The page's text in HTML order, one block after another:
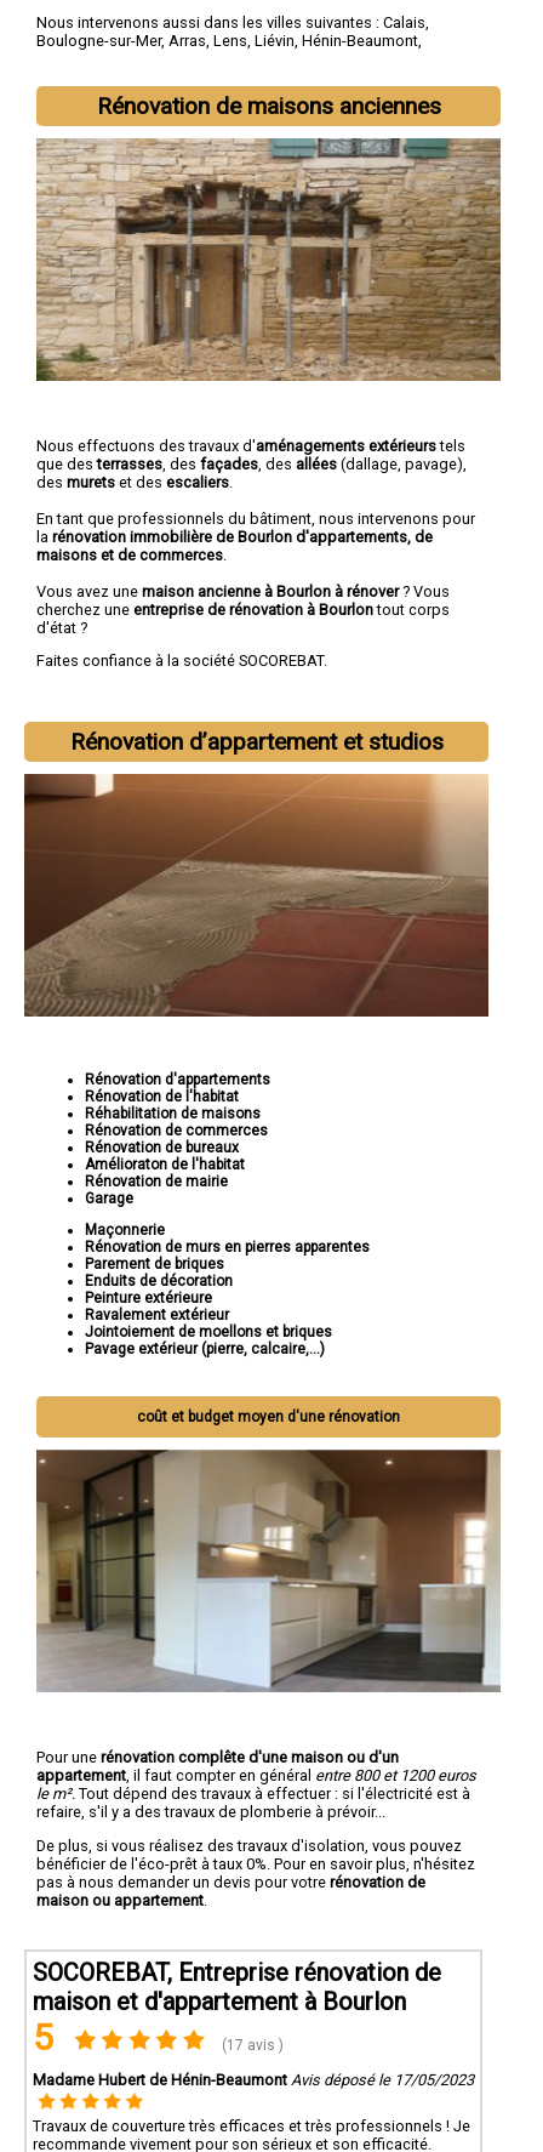
Nous intervenons aussi dans les villes suivantes : Calais,
Boulogne-sur-Mer, Arras, Lens, Liévin, Hénin-Beaumont,
Rénovation de maisons anciennes
Nous effectuons des travaux d'aménagements extérieurstels
que desterrasses , des façades , des allées (dallage, pavage),
des murets et des escaliers
En tant que professionnels du bâtiment, nous intervenons pour
la rénovation immobilière de Bourlon d'appartements, de
maisons et de commerces
Vous avez une maison ancienne à Bourlon à rénover? Vous
cherchez une entreprise de rénovation à Bourlontout corps
d'état ?
Faites confiance à la société SOCOREBAT.
Rénovation d’appartement et studios
Rénovation d'appartements
Rénovation de l'habitat
Réhabilitation de maisons
Rénovation de commerces
Rénovation de bureaux
Amélioraton de l'habitat
Rénovation de mairie
Garage
Maçonnerie
Rénovation de murs en pierres apparentes
Parement de briques
Enduits de décoration
Peinture extérieure
Ravalement extérieur
Jointoiement de moellons et briques
Pavage extérieur (pierre, calcaire,...)
coût et budget moyen d'une rénovation
Pour une rénovation complête d'une maison ou d'un
appartement , il faut compter en général entre 800 et 1200 euros
le m². Tout dépend des travaux à effectuer : si l'électricité est à
refaire, s'il y a des travaux de plomberie à prévoir...
De plus, si vous réalisez des travaux d'isolation, vous pouvez
bénéficier de l'éco-prêt à taux 0%. Pour en savoir plus, n'hésitez
pas à nous demander un devis pour votre rénovation de
maison ou appartement
SOCOREBAT, Entreprise rénovation de
maison et d'appartement à Bourlon
5 (17 avis )
Madame Hubert de Hénin-Beaumont Avis déposé le 17/05/2023
Travaux de couverture très efficaces et très professionnels ! Je
recommande vivement pour son sérieux et son efficacité.